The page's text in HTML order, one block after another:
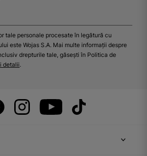
tale personale procesate în legătură cu
este Wojas S.A. Mai multe informații despre
drepturile tale, găsești în Politica de
detalii.